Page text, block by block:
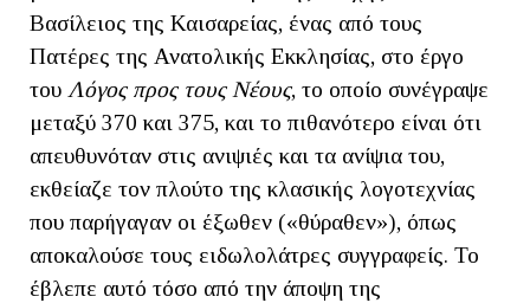
Βασίλειος της Καισαρείας, ένας από τους
Πατέρες της Ανατολικής Εκκλησίας, στο έργο
του Λόγος προς τους Νέους, το οποίο συνέγραψε
μεταξύ 370 και 375, και το πιθανότερο είναι ότι
απευθυνόταν στις ανιψιές και τα ανίψια του,
εκθείαζε τον πλούτο της κλασικής λογοτεχνίας
που παρήγαγαν οι έξωθεν («θύραθεν»), όπως
αποκαλούσε τους ειδωλολάτρες συγγραφείς. Το
έβλεπε αυτό τόσο από την άποψη της